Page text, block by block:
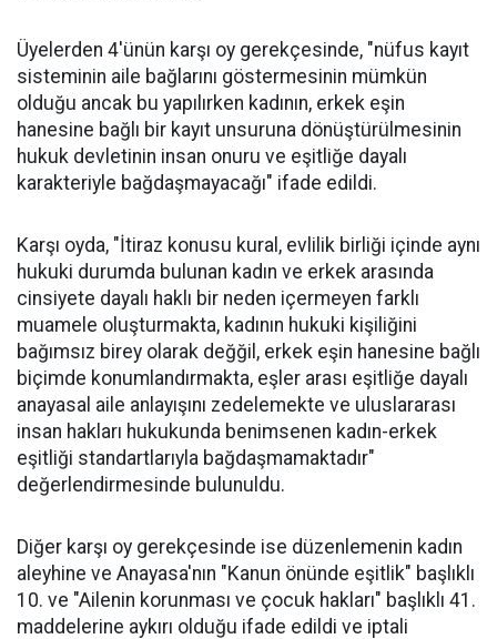
Üyelerden 4'ünün karşı oy gerekçesinde, "nüfus kayıt
sisteminin aile bağlarını göstermesinin mümkün
olduğu ancak bu yapılırken kadının, erkek eşin
hanesine bağlı bir kayıt unsuruna dönüştürülmesinin
hukuk devletinin insan onuru ve eşitliğe dayalı
karakteriyle bağdaşmayacağı" ifade edildi.
Karşı oyda, "İtiraz konusu kural, evlilik birliği içinde aynı
hukuki durumda bulunan kadın ve erkek arasında
cinsiyete dayalı haklı bir neden içermeyen farklı
muamele oluşturmakta, kadının hukuki kişiliğini
bağımsız birey olarak değğil, erkek eşin hanesine bağlı
biçimde konumlandırmakta, eşler arası eşitliğe dayalı
anayasal aile anlayışını zedelemekte ve uluslararası
insan hakları hukukunda benimsenen kadın-erkek
eşitliği standartlarıyla bağdaşmamaktadır"
değerlendirmesinde bulunuldu.
Diğer karşı oy gerekçesinde ise düzenlemenin kadın
aleyhine ve Anayasa'nın "Kanun önünde eşitlik" başlıklı
10. ve "Ailenin korunması ve çocuk hakları" başlıklı 41.
maddelerine aykırı olduğu ifade edildi ve iptali